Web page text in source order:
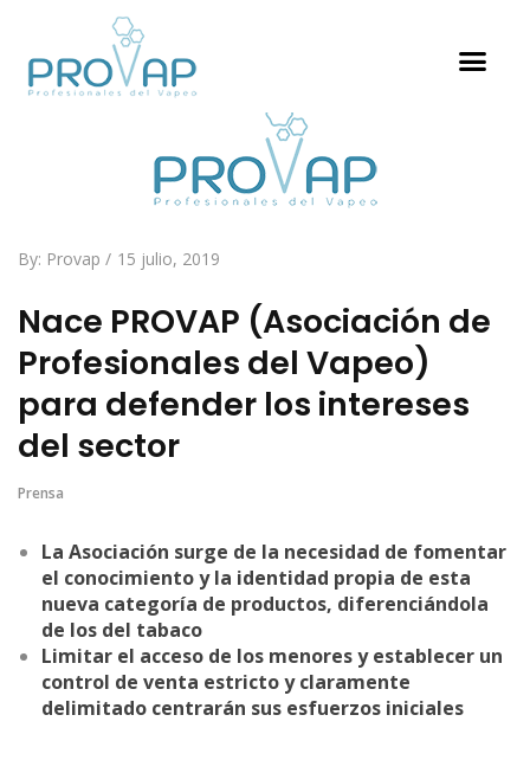
By: Provap 15 julio, 2019
Nace PROVAP (Asociación de
Profesionales del Vapeo)
para defender los intereses
del sector
Prensa
La Asociación surge de la necesidad de fomentar
el conocimiento y la identidad propia de esta
nueva categoría de productos, diferenciándola
de los del tabaco
Limitar el acceso de los menores y establecer un
control de venta estricto y claramente
delimitado centrarán sus esfuerzos iniciales